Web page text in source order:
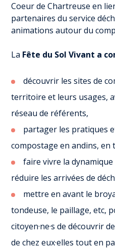
Coeur de Chartreuse en
partenaires du service
animations autour du
La Fête du Sol Vivant a
découvrir les sites de
territoire et leurs usages,
réseau de référents,
partager les pratiques
compostage en andins, en
faire vivre la
réduire les arrivées de
mettre en avant le
tondeuse, le paillage, etc,
citoyen·ne·s de découvrir
de chez eux·elles tout en